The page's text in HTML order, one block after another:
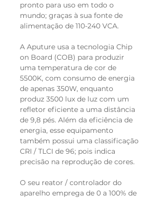
pronto para uso em todo o
mundo; graças à sua fonte de
alimentação de 110-240 VCA.
A Aputure usa a tecnologia Chip
on Board (COB) para produzir
uma temperatura de cor de
5500K, com consumo de energia
de apenas 350W, enquanto
produz 3500 lux de luz com um
refletor eficiente a uma distância
de 9,8 pés. Além da eficiência de
energia, esse equipamento
também possui uma classificação
CRI / TLCI de 96; pois indica
precisão na reprodução de cores.
O seu reator / controlador do
aparelho emprega de 0 a 100% de